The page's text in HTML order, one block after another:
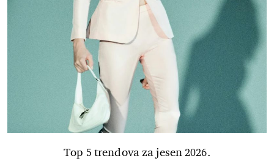
Top 5 trendova za jesen 2026.